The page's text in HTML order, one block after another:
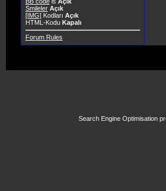
Smileler Açık
[IMG] Kodları Açık
HTML-Kodu Kapalı
Forum Rules
Search Engine Optimisation